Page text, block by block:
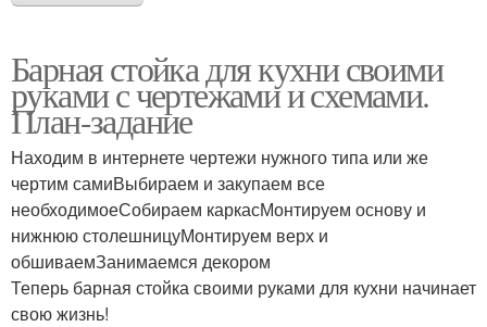
Барная стойка для кухни своими
руками с чертежами и схемами.
План-задание
Находим в интернете чертежи нужного типа или же
чертим самиВыбираем и закупаем все
необходимоеСобираем каркасМонтируем основу и
нижнюю столешницуМонтируем верх и
обшиваемЗанимаемся декором
Теперь барная стойка своими руками для кухни начинает
свою жизнь!